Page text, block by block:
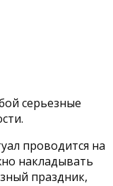
серьезные
проводится на
накладывать
праздник,